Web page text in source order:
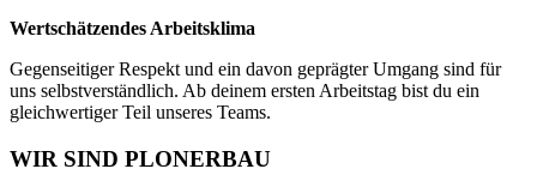
Wertschätzendes Arbeitsklima
Gegenseitiger Respekt und ein davon geprägter Umgang sind für
uns selbstverständlich. Ab deinem ersten Arbeitstag bist du ein
gleichwertiger Teil unseres Teams.
WIR SIND PLONERBAU